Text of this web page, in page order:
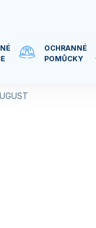
OCHRANNÉ
POMŮCKY